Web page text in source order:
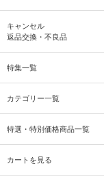
キャンセル
返品交換・不良品
特集一覧
カテゴリー一覧
特選・特別価格商品一覧
カートを見る